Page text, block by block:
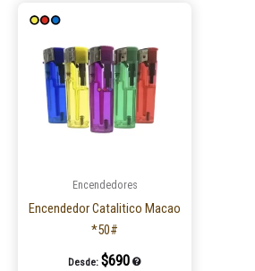
Encendedores
Encendedor Catalitico Macao
*50#
Desde: $690